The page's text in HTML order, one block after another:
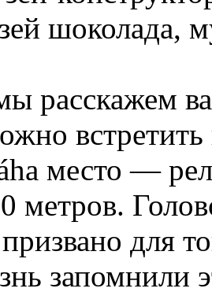
шоколада,
расскажем
встретить
место —
метров.
для
запомнили